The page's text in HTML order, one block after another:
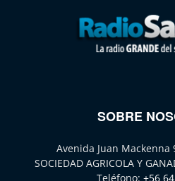
SOBRE
Avenida Juan Mackenna
SOCIEDAD AGRICOLA Y
Teléfono: +56